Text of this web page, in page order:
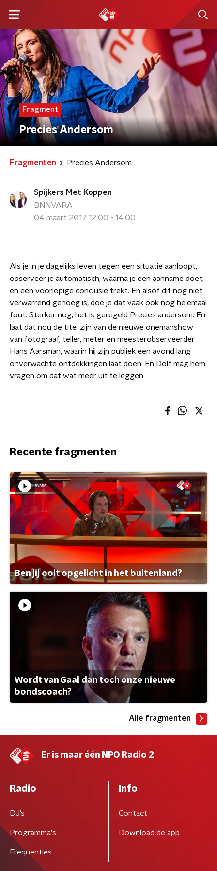
Fragment
Precies Andersom
Fragmenten Precies Andersom
Spijkers Met Koppen
BNNVARA
04 maart 2017 12:00 - 14:00
Als je in je dagelijks leven tegen een situatie aanloopt,
observeer je automatisch, waarna je een aanname doet,
en een voorlopige conclusie trekt. En alsof dit nog niet
verwarrend genoeg is, doe je dat vaak ook nog helemaal
fout. Sterker nog, het is geregeld Precies andersom. En
laat dat nou de titel zijn van de nieuwe onemanshow
van fotograaf, teller, meter en meesterobserveerder
Hans Aarsman, waarin hij zijn publiek een avond lang
onverwachte ontdekkingen laat doen. En Dolf mag hem
vragen om dat wat meer uit te leggen.
Recente fragmenten
Ben jij ooit opgelicht in het buitenland?
Wordt van Gaal dan toch onze nieuwe
bondscoach?
Alle fragmenten
Er is maar één NPO Radio 2
Radio
DJ’s
Programma's
Frequenties
Info
Contact
Download de app